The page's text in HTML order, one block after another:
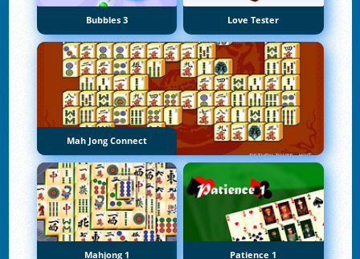
Bubbles 3 Love Tester
Mah Jong Connect
Mahjong 1 Patience 1